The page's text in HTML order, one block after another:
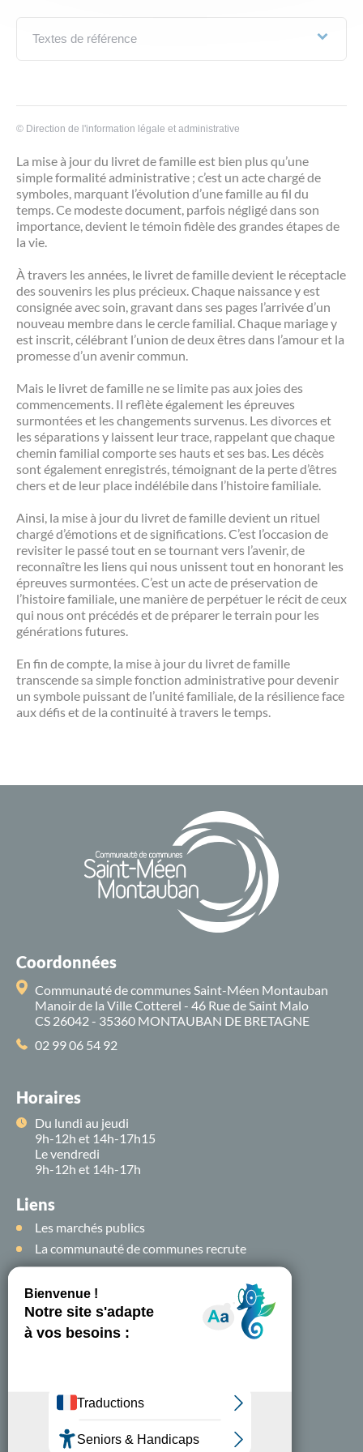
Textes de référence
© Direction de l'information légale et administrative
La mise à jour du livret de famille est bien plus qu’une
simple formalité administrative ; c’est un acte chargé de
symboles, marquant l’évolution d’une famille au fil du
temps. Ce modeste document, parfois négligé dans son
importance, devient le témoin fidèle des grandes étapes de
la vie.
À travers les années, le livret de famille devient le réceptacle
des souvenirs les plus précieux. Chaque naissance y est
consignée avec soin, gravant dans ses pages l’arrivée d’un
nouveau membre dans le cercle familial. Chaque mariage y
est inscrit, célébrant l’union de deux êtres dans l’amour et la
promesse d’un avenir commun.
Mais le livret de famille ne se limite pas aux joies des
commencements. Il reflète également les épreuves
surmontées et les changements survenus. Les divorces et
les séparations y laissent leur trace, rappelant que chaque
chemin familial comporte ses hauts et ses bas. Les décès
sont également enregistrés, témoignant de la perte d’êtres
chers et de leur place indélébile dans l’histoire familiale.
Ainsi, la mise à jour du livret de famille devient un rituel
chargé d’émotions et de significations. C’est l’occasion de
revisiter le passé tout en se tournant vers l’avenir, de
reconnaître les liens qui nous unissent tout en honorant les
épreuves surmontées. C’est un acte de préservation de
l’histoire familiale, une manière de perpétuer le récit de ceux
qui nous ont précédés et de préparer le terrain pour les
générations futures.
En fin de compte, la mise à jour du livret de famille
transcende sa simple fonction administrative pour devenir
un symbole puissant de l’unité familiale, de la résilience face
aux défis et de la continuité à travers le temps.
Coordonnées
Communauté de communes Saint-Méen Montauban
Manoir de la Ville Cotterel - 46 Rue de Saint Malo
CS 26042 - 35360 MONTAUBAN DE BRETAGNE
02 99 06 54 92
Horaires
Du lundi au jeudi
9h-12h et 14h-17h15
Le vendredi
9h-12h et 14h-17h
Liens
Les marchés publics
La communauté de communes recrute
Suivez-nous sur
les
réseaux sociaux !
Nous contacter